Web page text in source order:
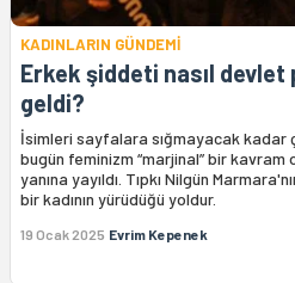
KADINLARIN GÜNDEMİ
Erkek şiddeti nasıl devlet
geldi?
İsimleri sayfalara sığmayacak kadar
bugün feminizm “marjinal” bir
yanına yayıldı. Tıpkı Nilgün
bir kadının yürüdüğü yoldur.
19 Ocak 2025 Evrim Kepenek